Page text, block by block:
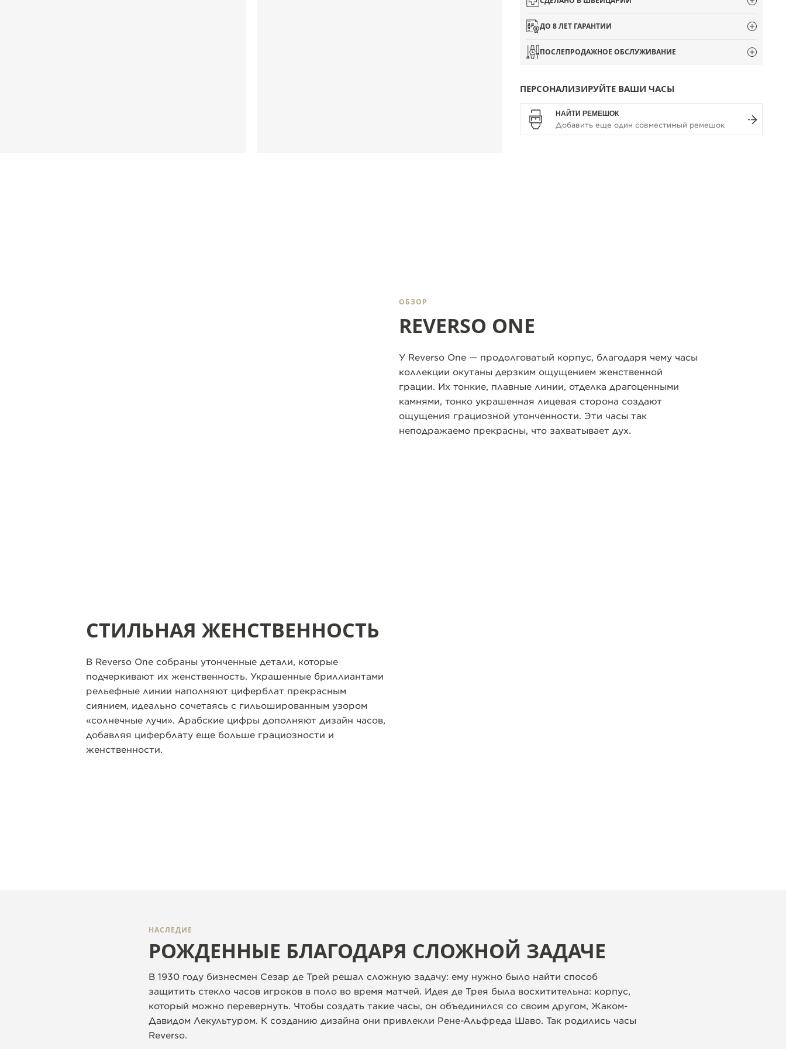
ДО 8 ЛЕТ ГАРАНТИИ
ПОСЛЕПРОДАЖНОЕ ОБСЛУЖИВАНИЕ
ПЕРСОНАЛИЗИРУЙТЕ ВАШИ ЧАСЫ
НАЙТИ РЕМЕШОК
ОБЗОР
REVERSO ONE
У Reverso One — продолговатый корпус, благодаря чему часы
коллекции окутаны дерзким ощущением женственной
грации. Их тонкие, плавные линии, отделка драгоценными
камнями, тонко украшенная лицевая сторона создают
ощущения грациозной утонченности. Эти часы так
неподражаемо прекрасны, что захватывает дух.
СТИЛЬНАЯ ЖЕНСТВЕННОСТЬ
В Reverso One собраны утонченные детали, которые
подчеркивают их женственность. Украшенные бриллиантами
рельефные линии наполняют циферблат прекрасным
сиянием, идеально сочетаясь с гильошированным узором
«солнечные лучи». Арабские цифры дополняют дизайн часов,
добавляя циферблату еще больше грациозности и
женственности.
НАСЛЕДИЕ
РОЖДЕННЫЕ БЛАГОДАРЯ СЛОЖНОЙ ЗАДАЧЕ
В 1930 году бизнесмен Сезар де Трей решал сложную задачу: ему нужно было найти способ
защитить стекло часов игроков в поло во время матчей. Идея де Трея была восхитительна: корпус,
который можно перевернуть. Чтобы создать такие часы, он объединился со своим другом, Жаком-
Давидом Лекультуром. К созданию дизайна они привлекли Рене-Альфреда Шаво. Так родились часы
Reverso.